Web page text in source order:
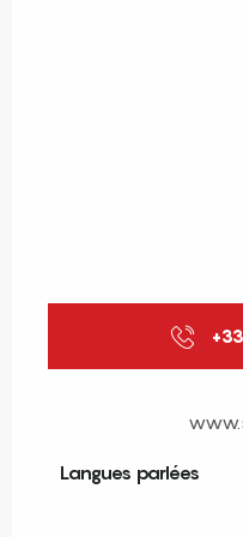
Langues parlées
Langues parlées